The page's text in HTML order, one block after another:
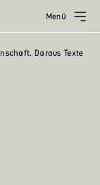
Menü
Daraus Texte